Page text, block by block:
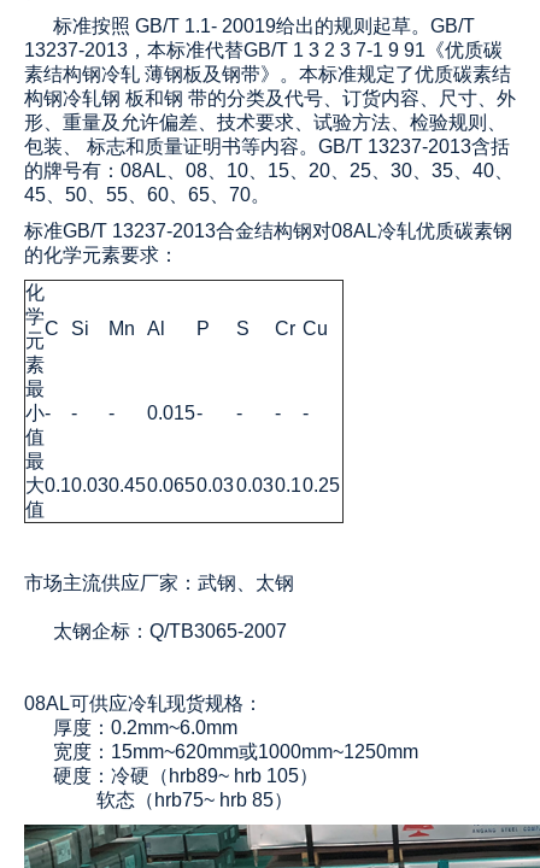
标准按照 GB/T 1.1- 20019给出的规则起草。GB/T
13237-2013，本标准代替GB/T 1 3 2 3 7-1 9 91《优质碳
素结构钢冷轧 薄钢板及钢带》。本标准规定了优质碳素结
构钢冷轧钢 板和钢 带的分类及代号、订货内容、尺寸、外
形、重量及允许偏差、技术要求、试验方法、检验规则、
包装、 标志和质量证明书等内容。GB/T 13237-2013含括
的牌号有：08AL、08、10、15、20、25、30、35、40、
45、50、55、60、65、70。
标准GB/T 13237-2013合金结构钢对08AL冷轧优质碳素钢
的化学元素要求：
化
学
元
素
C Si Mn Al P S Cr Cu
最
小
值
- - - 0.015- - - -
最
大
值
0.10.030.450.0650.030.030.10.25
市场主流供应厂家：武钢、太钢
太钢企标：Q/TB3065-2007
08AL可供应冷轧现货规格：
厚度：0.2mm~6.0mm
宽度：15mm~620mm或1000mm~1250mm
硬度：冷硬（hrb89~ hrb 105）
软态（hrb75~ hrb 85）